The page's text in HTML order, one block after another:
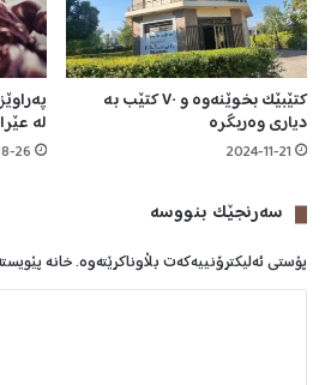
ە
ن
ی
>
کتێبێک بخوێنەوە و ٧٠ کتێب بە
دیاری وەربگرە
2024-11-21
لە
26
سه‌رنجێک بنووسە
پۆستی ئەلیکترۆنییەکەت بڵاوناکرێتەوە.خانە